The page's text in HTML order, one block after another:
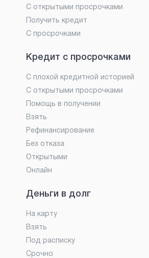
С открытыми просрочками
Получить кредит
С просрочками
Кредит с просрочками
С плохой кредитной историей
С открытыми просрочками
Помощь в получении
Взять
Рефинансирование
Без отказа
Открытыми
Онлайн
Деньги в долг
На карту
Взять
Под расписку
Срочно